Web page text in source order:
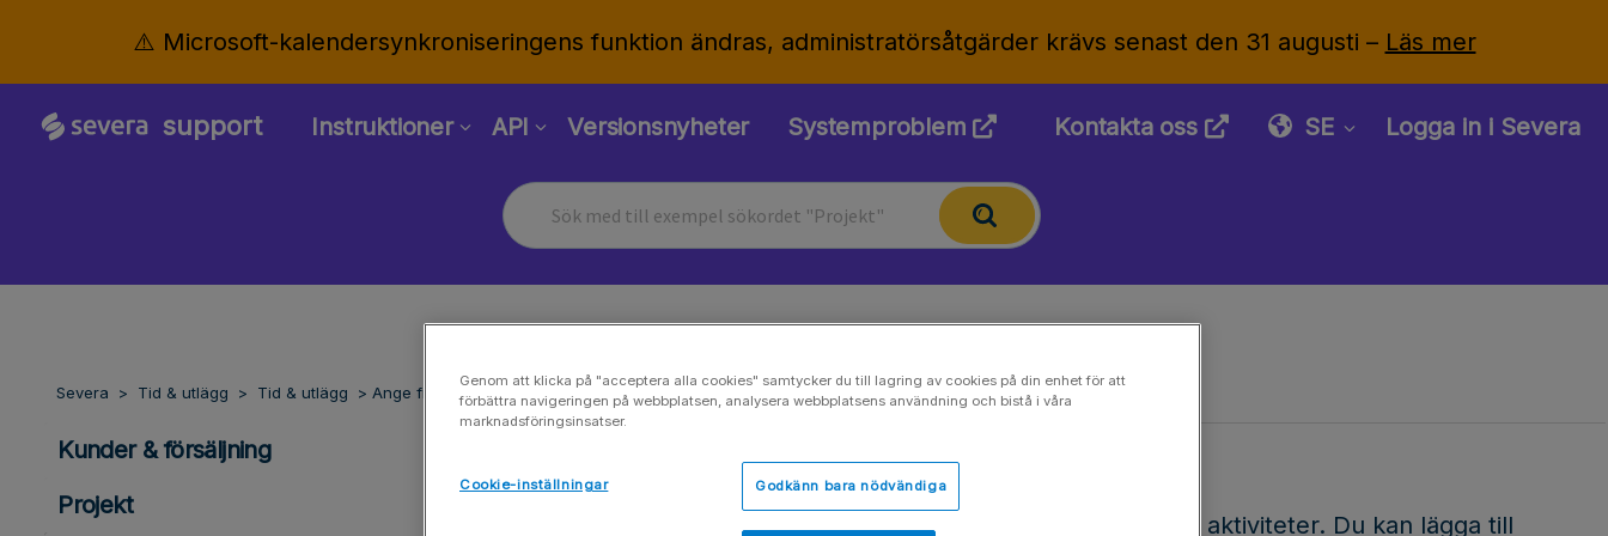
⚠️ Microsoft-kalendersynkroniseringens funktion ändras, administratörsåtgärder krävs senast den 31 augusti – Läs mer
support Instruktioner API Versionsnyheter Systemproblem Kontakta oss SE Logga in i Severa
Severa Tid & utlägg Tid & utlägg Ange frånvaro
Kunder & försäljning
Projekt
Ange frånvaro
Uppdaterad 09.05.2026
Det bästa sättet att ange frånvaro i Severa är att använda aktiviteter. Du kan lägga till
Genom att klicka på "acceptera alla cookies" samtycker du till lagring av cookies på din enhet för att
förbättra navigeringen på webbplatsen, analysera webbplatsens användning och bistå i våra
marknadsföringsinsatser.
Cookie-inställningar Godkänn bara nödvändiga